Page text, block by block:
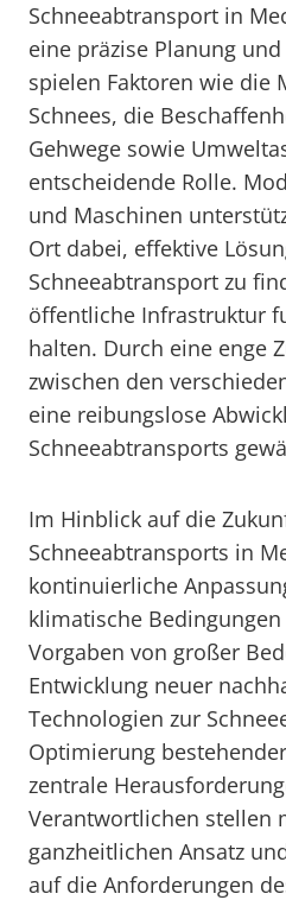
Schneeabtransport in
eine präzise Planung
spielen Faktoren wie die
Schnees, die
Gehwege sowie
entscheidende Rolle.
und Maschinen
Ort dabei, effektive
Schneeabtransport zu
öffentliche Infrastruktur
halten. Durch eine enge
zwischen den
eine reibungslose
Schneeabtransports
Im Hinblick auf die
Schneeabtransports in
kontinuierliche
klimatische
Vorgaben von großer
Entwicklung neuer
Technologien zur
Optimierung
zentrale
Verantwortlichen stellen
ganzheitlichen Ansatz
auf die Anforderungen